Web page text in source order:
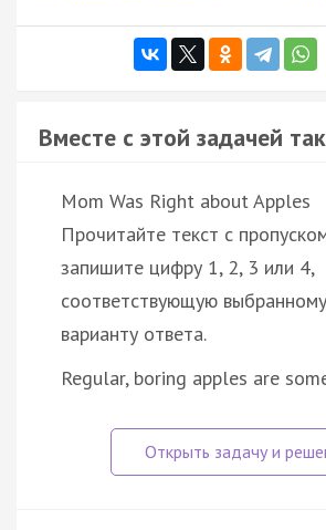
Вместе с этой задачей
Mom Was Right about Apples
Прочитайте текст с
запишите цифру 1, 2, 3 или 4,
соответствующую
варианту ответа.
Regular, boring apples are